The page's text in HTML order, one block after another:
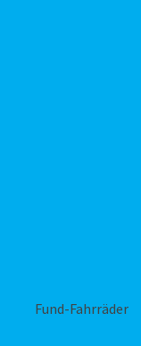
Fund-Fahrräder